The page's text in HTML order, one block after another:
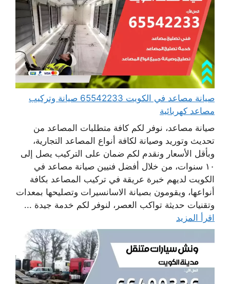
صيانة مصاعد في الكويت 65542233 صيانة وتركيب
مصاعد كهربائية
صيانة مصاعد، نوفر لكم كافة متطلبات المصاعد من
تحديث وتوريد وصيانة لكافة أنواع المصاعد التجارية،
وبأقل الأسعار ونقدم لكم ضمان على التركيب يصل إلى
١٠ سنوات، من خلال أفضل فنيين صيانة مصاعد في
الكويت لديهم خبرة عريقة في تركيب المصاعد بكافة
أنواعها، ويقومون بصيانة الاسانسيرات وتصليحها بمعدات
وتقنيات حديثة تواكب العصر، لنوفر لكم خدمة جيدة ...
اقرأ المزيد